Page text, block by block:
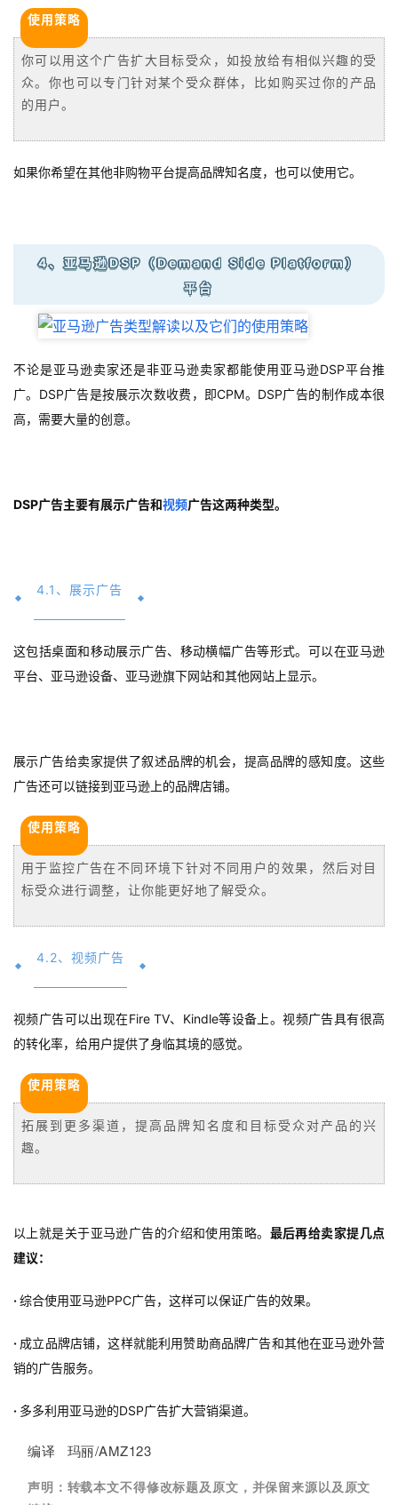
页
广
运
实
拆
解
手
C
u
b
干
货
使用策略
你可以用这个广告扩大目标受众，如投放给有相似兴趣的受
众。你也可以专门针对某个受众群体，比如购买过你的产品
的用户。‍
如果你希望在其他非购物平台提高品牌知名度，也可以使用它。
4、亚马逊DSP（Demand Side Platform）
平台
不论是亚马逊卖家还是非亚马逊卖家都能使用亚马逊DSP平台推
广。DSP广告是按展示次数收费，即CPM。DSP广告的制作成本很
高，需要大量的创意。
DSP广告主要有展示广告和视频广告这两种类型。
4.1、展示广告
这包括桌面和移动展示广告、移动横幅广告等形式。可以在亚马逊
平台、亚马逊设备、亚马逊旗下网站和其他网站上显示。
展示广告给卖家提供了叙述品牌的机会，提高品牌的感知度。这些
广告还可以链接到亚马逊上的品牌店铺。
使用策略
用于监控广告在不同环境下针对不同用户的效果，然后对目
标受众进行调整，让你能更好地了解受众。
4.2、视频广告
视频广告可以出现在Fire TV、Kindle等设备上。视频广告具有很高
的转化率，给用户提供了身临其境的感觉。
使用策略
拓展到更多渠道，提高品牌知名度和目标受众对产品的兴
趣。
以上就是关于亚马逊广告的介绍和使用策略。 最后再给卖家提几点
建议：
·综合使用亚马逊PPC广告，这样可以保证广告的效果。
· 成立品牌店铺，这样就能利用赞助商品牌广告和其他在亚马逊外营
销的广告服务。
· 多多利用亚马逊的DSP广告扩大营销渠道。
编译 玛丽/AMZ123
声明： 转载本文不得修改标题及原文，并保留来源以及原文